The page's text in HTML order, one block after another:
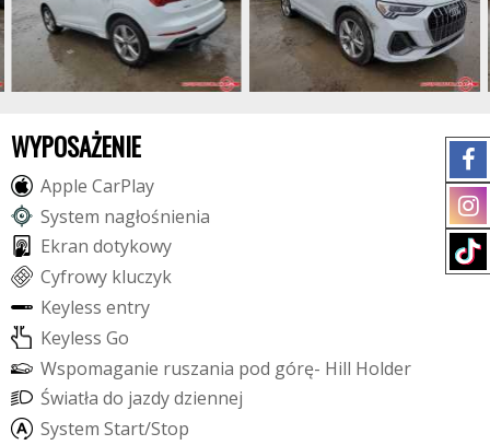
WYPOSAŻENIE
Apple CarPlay
System nagłośnienia
Ekran dotykowy
Cyfrowy kluczyk
Keyless entry
Keyless Go
Wspomaganie ruszania pod górę- Hill Holder
Światła do jazdydziennej
System Start/Stop